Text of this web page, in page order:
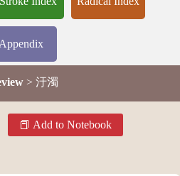
> 汙濁
Add to Notebook